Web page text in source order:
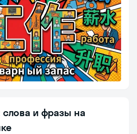
и фразы на